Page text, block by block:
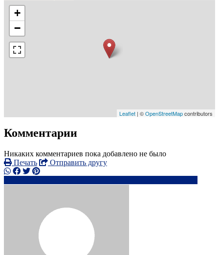
+
−
Leaflet | ©OpenStreetMapcontributors
Комментарии
Никаких комментариев пока добавлено не было
Печать
Отправить другу